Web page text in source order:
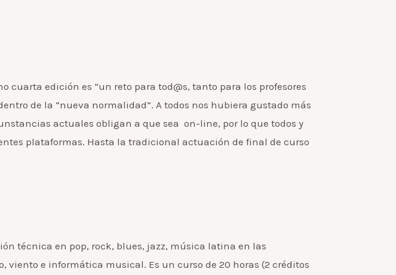
cuarta edición es “un reto para tod@s, tanto para los profesores
de la “nueva normalidad”. A todos nos hubiera gustado más
actuales obligan a que sea on-line, por lo que todos y
plataformas. Hasta la tradicional actuación de final de curso
técnica en pop, rock, blues, jazz, música latina en las
e informática musical. Es un curso de 20 horas (2 créditos